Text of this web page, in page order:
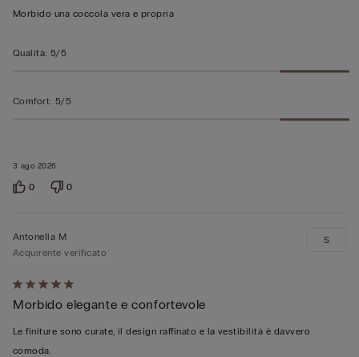
su
3 ago 2026
Morbido una coccola vera e propria
Qualità: 5/5
Comfort: 5/5
0 0
Valutato
5
su
5
Antonella M
Acquirente verificato
Morbido elegante e confortevole
Le finiture sono curate, il design raffinato e la vestibilità è davvero
comoda.
S